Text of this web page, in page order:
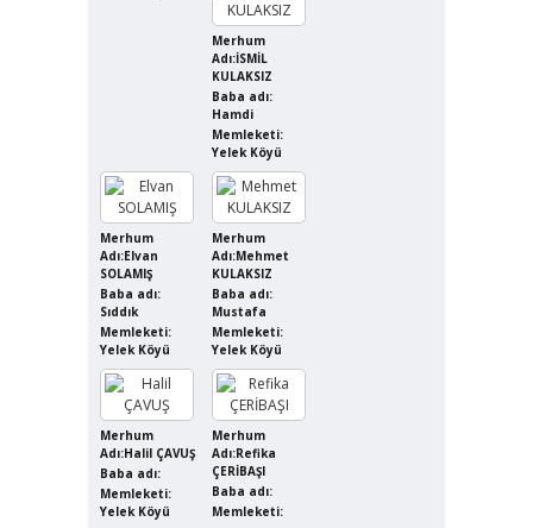
Merhum
Adı:İSMİL
KULAKSIZ
Baba adı:
Hamdi
Memleketi:
Yelek Köyü
Merhum
Adı:Elvan
SOLAMIŞ
Baba adı:
Sıddık
Memleketi:
Yelek Köyü
Merhum
Adı:Mehmet
KULAKSIZ
Baba adı:
Mustafa
Memleketi:
Yelek Köyü
Merhum
Adı:Halil ÇAVUŞ
Baba adı:
Memleketi:
Yelek Köyü
Merhum
Adı:Refika
ÇERİBAŞI
Baba adı:
Memleketi: